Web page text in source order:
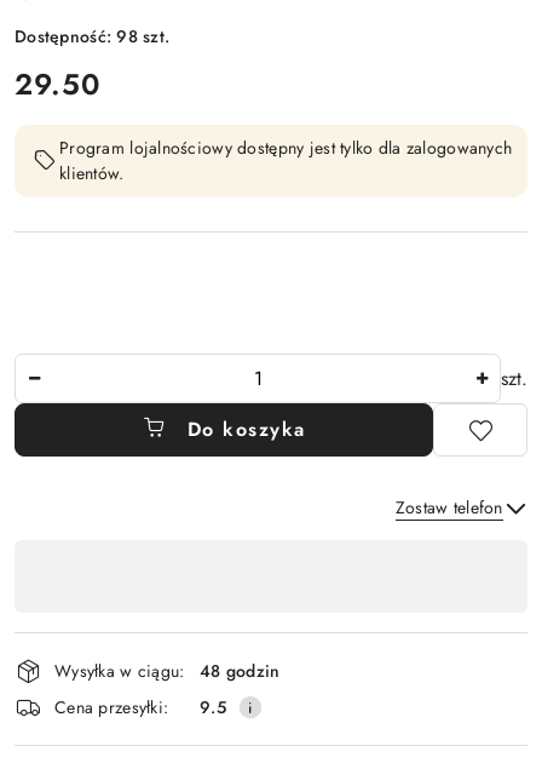
Dostępność:98szt.
cena:
29.50
Program lojalnościowy dostępny jest tylko dla zalogowanych
klientów.
szt.
Do koszyka
Zostaw telefon
płatność
i
dostawa
Wysyłka w ciągu:
48 godzin
Cena przesyłki:
9.5